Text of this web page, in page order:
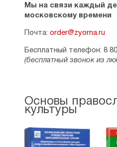
Мы на связи каждый
московскому времени
Почта: order@zyorna.ru
Бесплатный телефон: 8
(бесплатный звонок из
Основы
культуры